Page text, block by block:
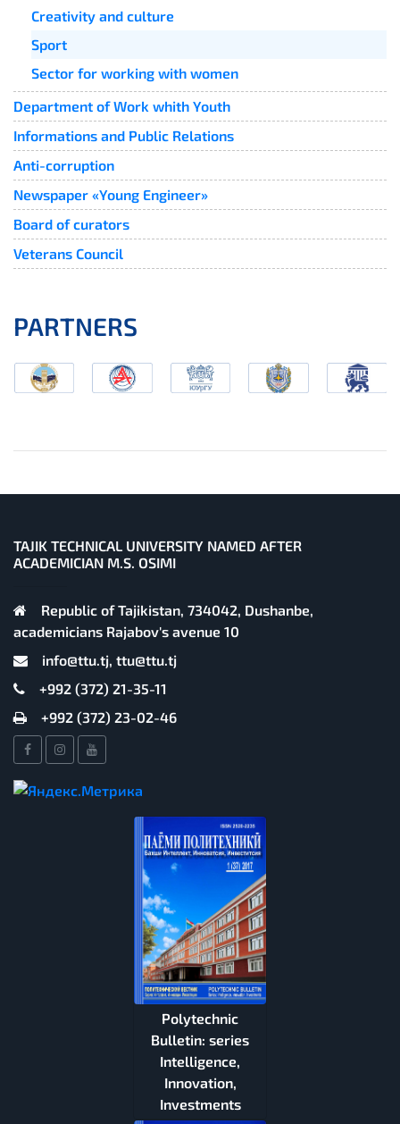
Creativity and culture
Sport
Sector for working with women
Department of Work whith Youth
Informations and Public Relations
Anti-corruption
Newspaper «Young Engineer»
Board of curators
Veterans Council
PARTNERS
TAJIK TECHNICAL UNIVERSITY NAMED AFTER
ACADEMICIAN M.S. OSIMI
Republic of Tajikistan, 734042, Dushanbe,
academicians Rajabov's avenue 10
info@ttu.tj, ttu@ttu.tj
+992 (372) 21-35-11
+992 (372) 23-02-46
Polytechnic
Bulletin: series
Intelligence,
Innovation,
Investments